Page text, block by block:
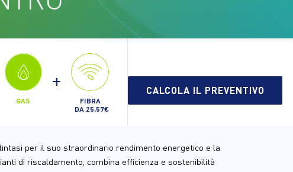
GAS
+
FIBRA
DA 25,57€
CALCOLA IL PREVENTIVO
per il suo straordinario rendimento energetico e la
di riscaldamento, combina efficienza e sostenibilità